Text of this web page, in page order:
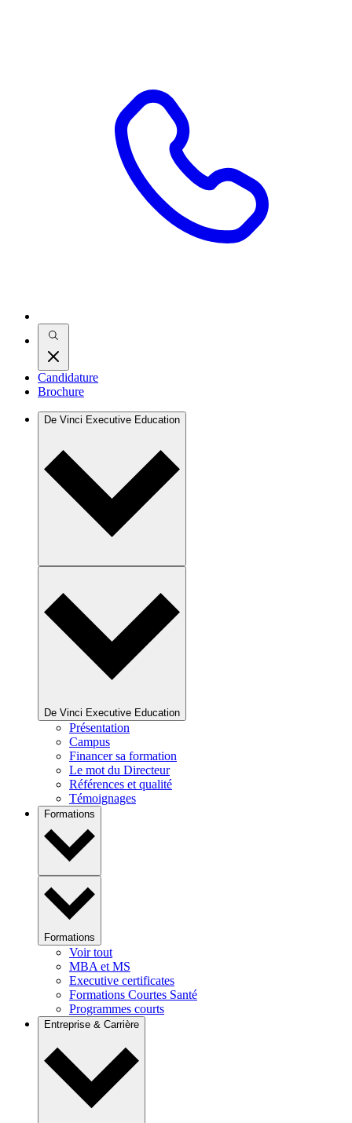
Candidature
Brochure
De Vinci Executive Education
De Vinci Executive Education
Présentation
Campus
Financer sa formation
Le mot du Directeur
Références et qualité
Témoignages
Formations
Formations
Voir tout
MBA et MS
Executive certificates
Formations Courtes Santé
Programmes courts
Entreprise & Carrière